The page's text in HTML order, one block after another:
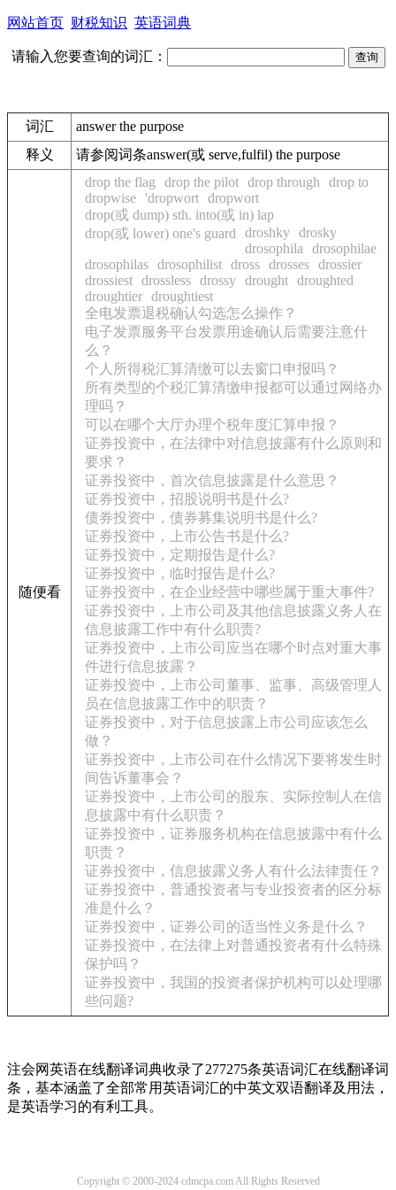
网站首页 财税知识 英语词典
请输入您要查询的词汇：
词汇
answer the purpose
释义
请参阅词条answer(或 serve,fulfil) the purpose
随便看
drop the flag drop the pilot drop through
drop to
dropwise 'dropwort dropwort
drop(或 dump) sth. into(或 in) lap
drop(或 lower) one's guard
droshky drosky
drosophila
drosophilae
drosophilas drosophilist dross drosses drossier
drossiest drossless drossy drought droughted
droughtier droughtiest
全电发票退税确认勾选怎么操作？
电子发票服务平台发票用途确认后需要注意什
么？
个人所得税汇算清缴可以去窗口申报吗？
所有类型的个税汇算清缴申报都可以通过网络办
理吗？
可以在哪个大厅办理个税年度汇算申报？
证券投资中，在法律中对信息披露有什么原则和
要求？
证券投资中，首次信息披露是什么意思？
证券投资中，招股说明书是什么?
债券投资中，债券募集说明书是什么?
证券投资中，上市公告书是什么?
证券投资中，定期报告是什么?
证券投资中，临时报告是什么?
证券投资中，在企业经营中哪些属于重大事件?
证券投资中，上市公司及其他信息披露义务人在
信息披露工作中有什么职责?
证券投资中，上市公司应当在哪个时点对重大事
件进行信息披露？
证券投资中，上市公司董事、监事、高级管理人
员在信息披露工作中的职责？
证券投资中，对于信息披露上市公司应该怎么
做？
证券投资中，上市公司在什么情况下要将发生时
间告诉董事会？
证券投资中，上市公司的股东、实际控制人在信
息披露中有什么职责？
证券投资中，证券服务机构在信息披露中有什么
职责？
证券投资中，信息披露义务人有什么法律责任？
证券投资中，普通投资者与专业投资者的区分标
准是什么？
证券投资中，证券公司的适当性义务是什么？
证券投资中，在法律上对普通投资者有什么特殊
保护吗？
证券投资中，我国的投资者保护机构可以处理哪
些问题?
注会网英语在线翻译词典收录了277275条英语词汇在线翻译词
条，基本涵盖了全部常用英语词汇的中英文双语翻译及用法，
是英语学习的有利工具。
Copyright © 2000-2024 cdmcpa.com All Rights Reserved